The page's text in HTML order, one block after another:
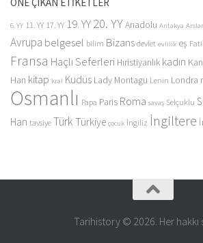
6. YY 11. YY 17. YY 19. YY20. YYAnadolu Antakya
Avrupa belgesel bilim Bizans devlet evlilik eş
Fransa Haçlı Seferleri Hıristiyanlık kadın
Han kitap kral Kudüs Lady Montagu Lenin Londra
Osmanlı Papa Paris Roma savaş Selçuklu
Han tavsiye Türk Türkiye çocuk İngiliz İngiltere
Tarihistory © 2026. Her hakkı